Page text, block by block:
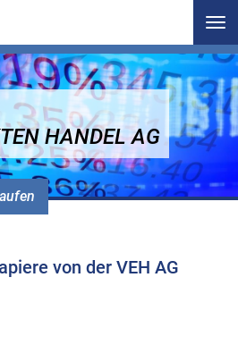
HANDEL AG
von der VEH AG